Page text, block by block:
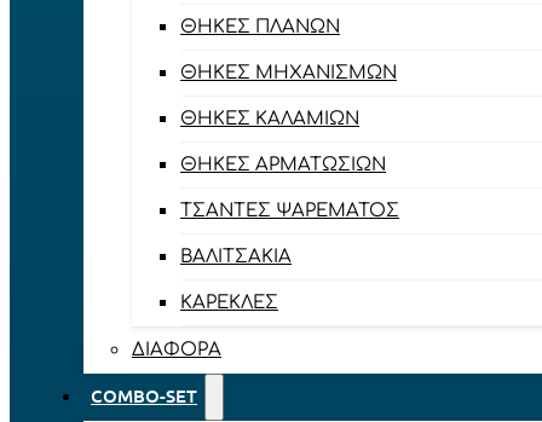
ΘΉΚΕΣ ΠΛΆΝΩΝ
ΘΉΚΕΣ ΜΗΧΑΝΙΣΜΏΝ
ΘΉΚΕΣ ΚΑΛΑΜΙΏΝ
ΘΉΚΕΣ ΑΡΜΑΤΩΣΙΏΝ
ΤΣΆΝΤΕΣ ΨΑΡΈΜΑΤΟΣ
ΒΑΛΙΤΣΆΚΙΑ
ΚΑΡΈΚΛΕΣ
ΔΙΆΦΟΡΑ
COMBO-SET